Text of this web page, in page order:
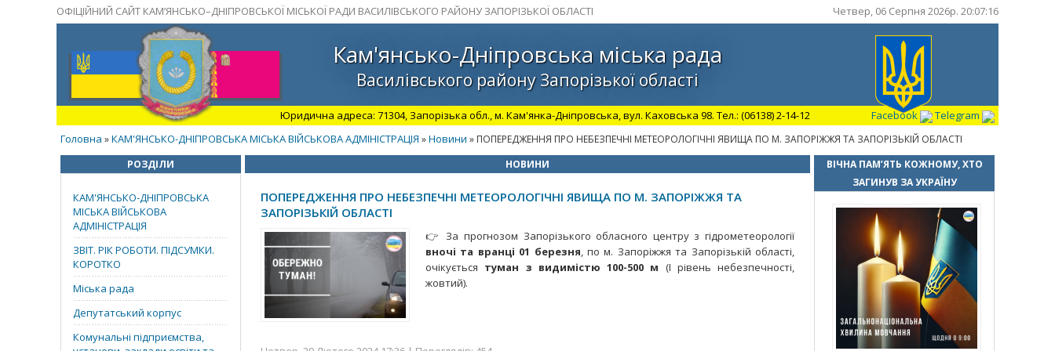
ОФІЦІЙНИЙ САЙТ КАМ’ЯНСЬКО–ДНІПРОВСЬКОЇ МІСЬКОЇ РАДИ ВАСИЛІВСЬКОГО РАЙОНУ ЗАПОРІЗЬКОЇ ОБЛАСТІ Четвер, 06 Серпня 2026р. 20:07:17
Кам'янсько-Дніпровська міська рада
Василівського району Запорізької області
Юридична адреса: 71304, Запорізька обл., м. Кам'янка-Дніпровська, вул. Каховська 98. Тел.: (06138) 2-14-12 Facebook
Telegram
Головна »КАМ'ЯНСЬКО-ДНІПРОВСЬКА МІСЬКА ВІЙСЬКОВА АДМІНІСТРАЦІЯ »Новини » ПОПЕРЕДЖЕННЯ ПРО НЕБЕЗПЕЧНІ МЕТЕОРОЛОГІЧНІ ЯВИЩА ПО М. ЗАПОРІЖЖЯ ТА ЗАПОРІЗЬКІЙ ОБЛАСТІ
РОЗДІЛИ
КАМ'ЯНСЬКО-ДНІПРОВСЬКА
МІСЬКА ВІЙСЬКОВА
АДМІНІСТРАЦІЯ
ЗВІТ. РІК РОБОТИ. ПІДСУМКИ.
КОРОТКО
Міська рада
Депутатський корпус
Комунальні підприємства,
НОВИНИ
ПОПЕРЕДЖЕННЯ ПРО НЕБЕЗПЕЧНІ МЕТЕОРОЛОГІЧНІ ЯВИЩА ПО М. ЗАПОРІЖЖЯ ТА
ЗАПОРІЗЬКІЙ ОБЛАСТІ
👉 За прогнозом Запорізького обласного центру з гідрометеорології
вночі та вранці 01 березня, по м. Запоріжжя та Запорізькій області,
очікується туман з видимістю 100-500 м (І рівень небезпечності,
жовтий).
ВІЧНА ПАМ’ЯТЬ КОЖНОМУ, ХТО
ЗАГИНУВ ЗА УКРАЇНУ